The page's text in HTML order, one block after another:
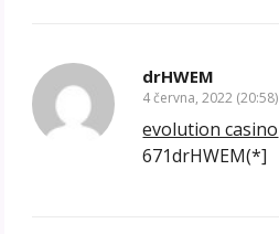
drHWEM
4 června, 2022 (20:58)
evolution casino
671drHWEM(*]